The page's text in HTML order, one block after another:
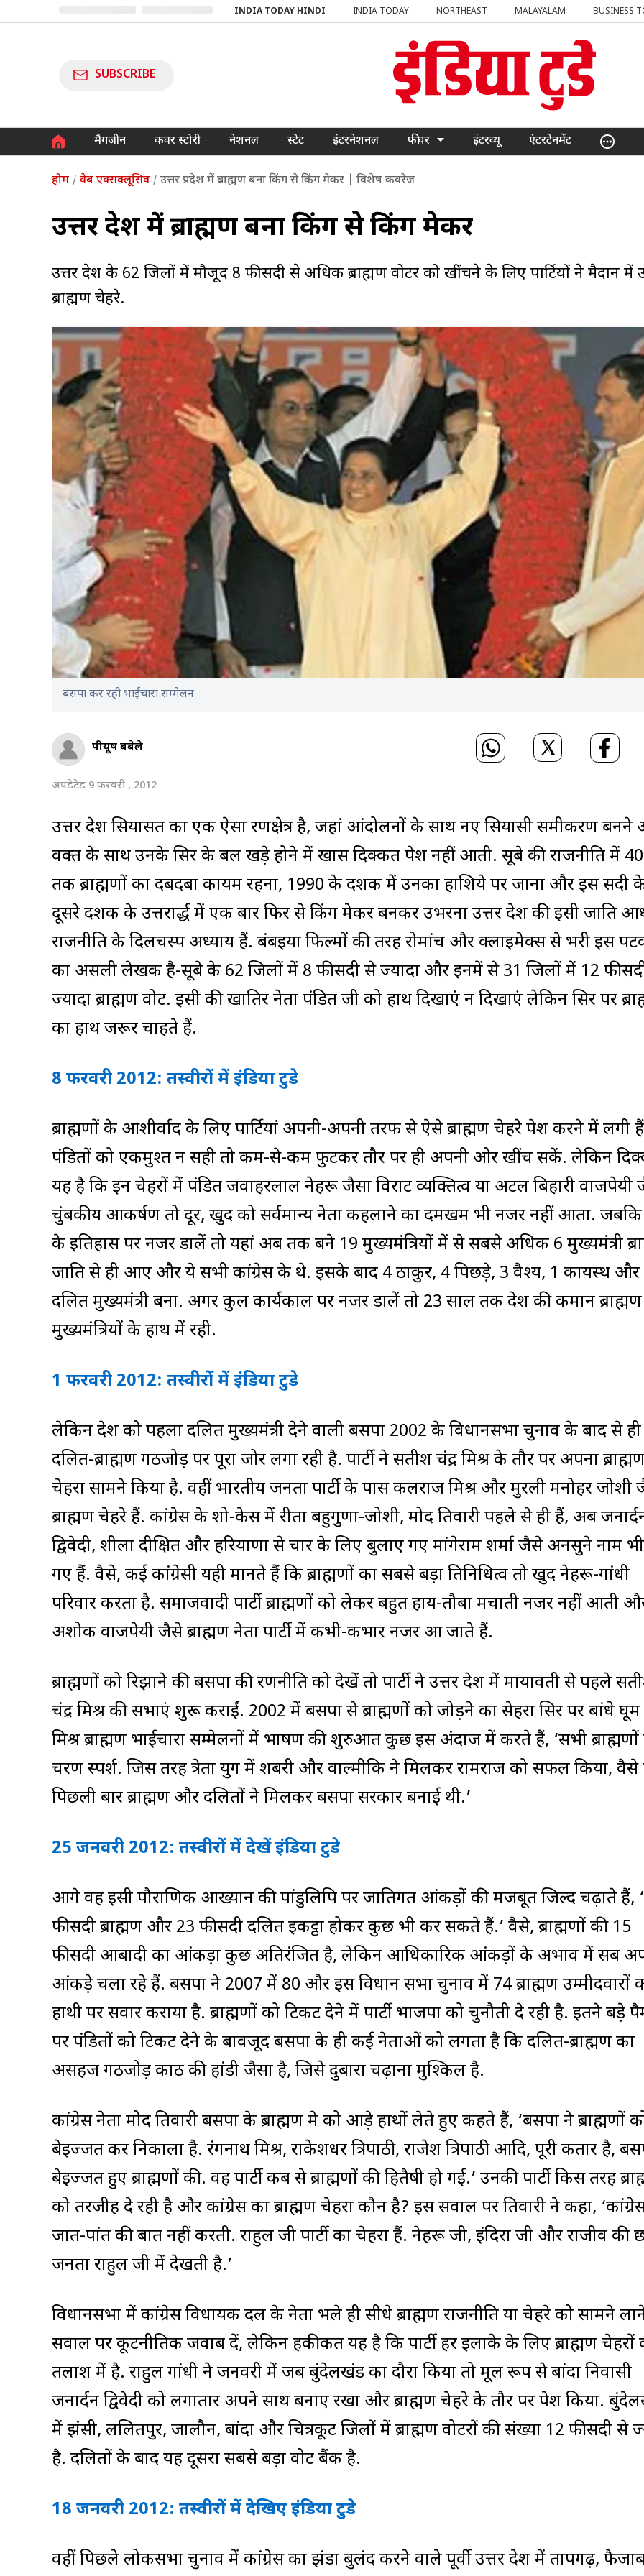
INDIA TODAY HINDI INDIA TODAY NORTHEAST MALAYALAM BUSINESS
SUBSCRIBE
मैगज़ीन कवर स्टोरी नेशनल स्टेट इंटरनेशनल फीचर इंटरव्यू एंटरटेनमेंट
होम वेब एक्सक्लूसिव उत्तर प्रदेश में ब्राह्मण बना किंग से किंग मेकर | विशेष कवरेज
उत्तर प्रदेश में ब्राह्मण बना किंग से किंग मेकर
उत्तर प्रदेश के 62 जिलों में मौजूद 8 फीसदी से अधिक ब्राह्मण वोटर को खींचने के लिए पार्टियों ने मैदान में
ब्राह्मण चेहरे.
बसपा कर रही भाईचारा सम्मेलन
पीयूष बबेले
अपडेटेड 9 फ़रवरी , 2012
उत्तर प्रदेश सियासत का एक ऐसा रणक्षेत्र है, जहां आंदोलनों के साथ नए सियासी समीकरण
वक्त के साथ उनके सिर के बल खड़े होने में खास दिक्कत पेश नहीं आती. सूबे की राजनीति में
तक ब्राह्मणों का दबदबा कायम रहना, 1990 के दशक में उनका हाशिये पर जाना और इस सदी
दूसरे दशक के उत्तरार्द्ध में एक बार फिर से किंग मेकर बनकर उभरना उत्तर प्रदेश की इसी जाति
राजनीति के दिलचस्प अध्याय हैं. बंबइया फिल्मों की तरह रोमांच और क्लाइमेक्स से भरी इस
का असली लेखक है-सूबे के 62 जिलों में 8 फीसदी से ज्यादा और इनमें से 31 जिलों में 12
ज्यादा ब्राह्मण वोट. इसी की खातिर नेता पंडित जी को हाथ दिखाएं न दिखाएं लेकिन सिर पर
का हाथ जरूर चाहते हैं.
8 फरवरी 2012: तस्‍वीरों में इंडिया टुडे
ब्राह्मणों के आशीर्वाद के लिए पार्टियां अपनी-अपनी तरफ से ऐसे ब्राह्मण चेहरे पेश करने में लगी
पंडितों को एकमुश्त न सही तो कम-से-कम फुटकर तौर पर ही अपनी ओर खींच सकें. लेकिन
यह है कि इन चेहरों में पंडित जवाहरलाल नेहरू जैसा विराट व्यक्तित्व या अटल बिहारी वाजपेयी
चुंबकीय आकर्षण तो दूर, खुद को सर्वमान्य नेता कहलाने का दमखम भी नजर नहीं आता. जबकि
के इतिहास पर नजर डालें तो यहां अब तक बने 19 मुख्यमंत्रियों में से सबसे अधिक 6 मुख्यमंत्री
जाति से ही आए और ये सभी कांग्रेस के थे. इसके बाद 4 ठाकुर, 4 पिछड़े, 3 वैश्य, 1 कायस्थ
दलित मुख्यमंत्री बना. अगर कुल कार्यकाल पर नजर डालें तो 23 साल तक प्रदेश की कमान ब्राह्मण
मुख्यमंत्रियों के हाथ में रही.
1 फरवरी 2012: तस्‍वीरों में इंडिया टुडे
लेकिन प्रदेश को पहला दलित मुख्यमंत्री देने वाली बसपा 2002 के विधानसभा चुनाव के बाद से ही
दलित-ब्राह्मण गठजोड़ पर पूरा जोर लगा रही है. पार्टी ने सतीश चंद्र मिश्र के तौर पर अपना
चेहरा सामने किया है. वहीं भारतीय जनता पार्टी के पास कलराज मिश्र और मुरली मनोहर जोशी
ब्राह्मण चेहरे हैं. कांग्रेस के शो-केस में रीता बहुगुणा-जोशी, प्रमोद तिवारी पहले से ही हैं, अब
द्विवेदी, शीला दीक्षित और हरियाणा से प्रचार के लिए बुलाए गए मांगेराम शर्मा जैसे अनसुने नाम
गए हैं. वैसे, कई कांग्रेसी यही मानते हैं कि ब्राह्मणों का सबसे बड़ा प्रतिनिधित्व तो खुद नेहरू-गांधी
परिवार करता है. समाजवादी पार्टी ब्राह्मणों को लेकर बहुत हाय-तौबा मचाती नजर नहीं आती
अशोक वाजपेयी जैसे ब्राह्मण नेता पार्टी में कभी-कभार नजर आ जाते हैं.
ब्राह्मणों को रिझाने की बसपा की रणनीति को देखें तो पार्टी ने उत्तर प्रदेश में मायावती से पहले
चंद्र मिश्र की सभाएं शुरू कराईं. 2002 में बसपा से ब्राह्मणों को जोड़ने का सेहरा सिर पर बांधे घूम
मिश्र ब्राह्मण भाईचारा सम्मेलनों में भाषण की शुरुआत कुछ इस अंदाज में करते हैं, ‘सभी
चरण स्पर्श. जिस तरह त्रेता युग में शबरी और वाल्मीकि ने मिलकर रामराज को सफल किया, वैसे
पिछली बार ब्राह्मण और दलितों ने मिलकर बसपा सरकार बनाई थी.’
25 जनवरी 2012: तस्‍वीरों में देखें इंडिया टुडे
आगे वह इसी पौराणिक आख्यान की पांडुलिपि पर जातिगत आंकड़ों की मजबूत जिल्द चढ़ाते हैं,
फीसदी ब्राह्मण और 23 फीसदी दलित इकट्ठा होकर कुछ भी कर सकते हैं.’ वैसे, ब्राह्मणों की 15
फीसदी आबादी का आंकड़ा कुछ अतिरंजित है, लेकिन आधिकारिक आंकड़ों के अभाव में सब
आंकड़े चला रहे हैं. बसपा ने 2007 में 80 और इस विधान सभा चुनाव में 74 ब्राह्मण उम्मीदवारों
हाथी पर सवार कराया है. ब्राह्मणों को टिकट देने में पार्टी भाजपा को चुनौती दे रही है. इतने बड़े
पर पंडितों को टिकट देने के बावजूद बसपा के ही कई नेताओं को लगता है कि दलित-ब्राह्मण का
असहज गठजोड़ काठ की हांडी जैसा है, जिसे दुबारा चढ़ाना मुश्किल है.
कांग्रेस नेता प्रमोद तिवारी बसपा के ब्राह्मण प्रेम को आड़े हाथों लेते हुए कहते हैं, ‘बसपा ने ब्राह्मणों
बेइज्जत कर निकाला है. रंगनाथ मिश्र, राकेशधर त्रिपाठी, राजेश त्रिपाठी आदि, पूरी कतार है,
बेइज्जत हुए ब्राह्मणों की. वह पार्टी कब से ब्राह्मणों की हितैषी हो गई.’ उनकी पार्टी किस तरह
को तरजीह दे रही है और कांग्रेस का ब्राह्मण चेहरा कौन है? इस सवाल पर तिवारी ने कहा,
जात-पांत की बात नहीं करती. राहुल जी पार्टी का चेहरा हैं. नेहरू जी, इंदिरा जी और राजीव की
जनता राहुल जी में देखती है.’
विधानसभा में कांग्रेस विधायक दल के नेता भले ही सीधे ब्राह्मण राजनीति या चेहरे को सामने
सवाल पर कूटनीतिक जवाब दें, लेकिन हकीकत यह है कि पार्टी हर इलाके के लिए ब्राह्मण चेहरों
तलाश में है. राहुल गांधी ने जनवरी में जब बुंदेलखंड का दौरा किया तो मूल रूप से बांदा निवासी
जनार्दन द्विवेदी को लगातार अपने साथ बनाए रखा और ब्राह्मण चेहरे के तौर पर पेश किया.
में झंसी, ललितपुर, जालौन, बांदा और चित्रकूट जिलों में ब्राह्मण वोटरों की संख्या 12 फीसदी से
है. दलितों के बाद यह दूसरा सबसे बड़ा वोट बैंक है.
18 जनवरी 2012: तस्‍वीरों में देखिए इंडिया टुडे
वहीं पिछले लोकसभा चुनाव में कांग्रेस का झंडा बुलंद करने वाले पूर्वी उत्तर प्रदेश में प्रतापगढ़,